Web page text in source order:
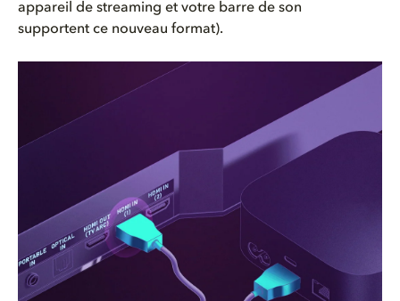
appareil de streaming et votre barre de son
supportent ce nouveau format).